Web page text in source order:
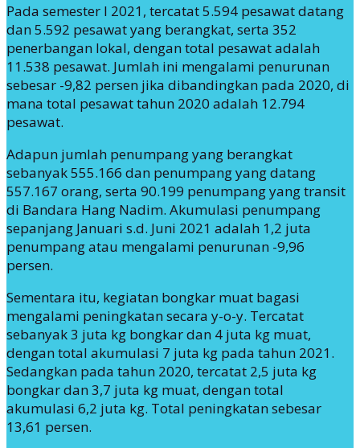
Pada semester I 2021, tercatat 5.594 pesawat datang
dan 5.592 pesawat yang berangkat, serta 352
penerbangan lokal, dengan total pesawat adalah
11.538 pesawat. Jumlah ini mengalami penurunan
sebesar -9,82 persen jika dibandingkan pada 2020, di
mana total pesawat tahun 2020 adalah 12.794
pesawat.
Adapun jumlah penumpang yang berangkat
sebanyak 555.166 dan penumpang yang datang
557.167 orang, serta 90.199 penumpang yang transit
di Bandara Hang Nadim. Akumulasi penumpang
sepanjang Januari s.d. Juni 2021 adalah 1,2 juta
penumpang atau mengalami penurunan -9,96
persen.
Sementara itu, kegiatan bongkar muat bagasi
mengalami peningkatan secara y-o-y. Tercatat
sebanyak 3 juta kg bongkar dan 4 juta kg muat,
dengan total akumulasi 7 juta kg pada tahun 2021.
Sedangkan pada tahun 2020, tercatat 2,5 juta kg
bongkar dan 3,7 juta kg muat, dengan total
akumulasi 6,2 juta kg. Total peningkatan sebesar
13,61 persen.